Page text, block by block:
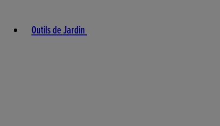
Outils de Jardin